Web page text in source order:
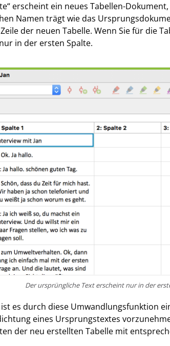
erscheint ein neues Tabellen-
Namen trägt wie das
der neuen Tabelle. Wenn Sie für die
in der ersten Spalte.
Der ursprüngliche Text erscheint nur in der
es durch diese Umwandlungsfunktion
eines Ursprungstextes
der neu erstellten Tabelle mit